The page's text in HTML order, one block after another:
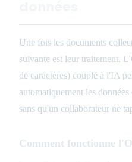
Une fois les documents
suivante est leur traitement.
de caractères) couplé à l'IA
automatiquement les
sans qu'un collaborateur ne
Comment fonctionne